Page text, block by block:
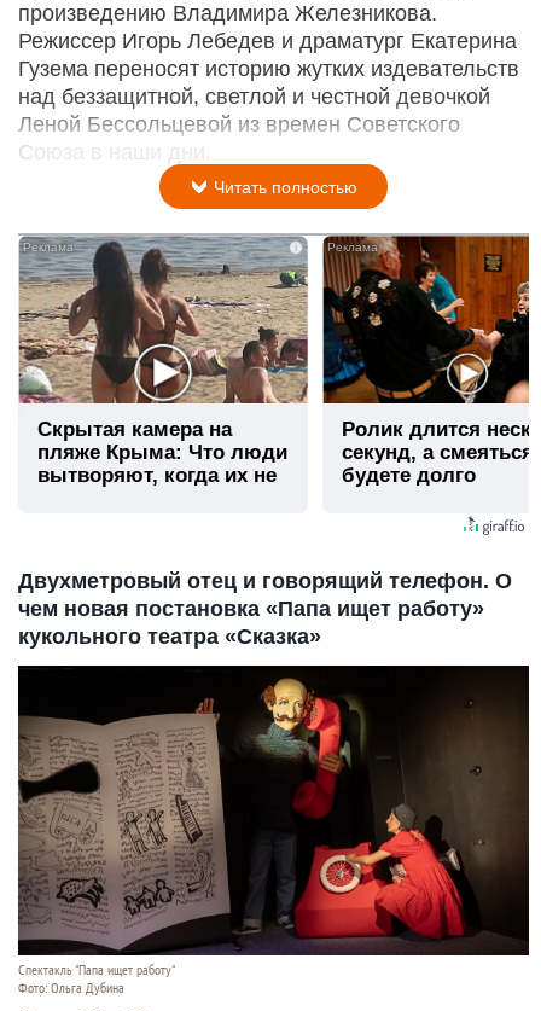
произведению Владимира Железникова.
Режиссер Игорь Лебедев и драматург Екатерина
Гузема переносят историю жутких издевательств
над беззащитной, светлой и честной девочкой
Леной Бессольцевой из времен Советского
Союза в наши дни.
Читать полностью
i
Скрытая камера на
пляже Крыма: Что люди
вытворяют, когда их не
Ролик длится
секунд, а
будете долго
Двухметровый отец и говорящий телефон. О
чем новая постановка «Папа ищет работу»
кукольного театра «Сказка»
Спектакль "Папа ищет работу"
Фото: Ольга Дубина